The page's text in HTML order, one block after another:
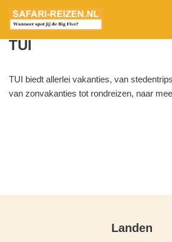
Ga
naar
inhoud
TUI
TUI biedt allerlei vakanties, van
van zonvakanties tot rondreizen, naar
Landen